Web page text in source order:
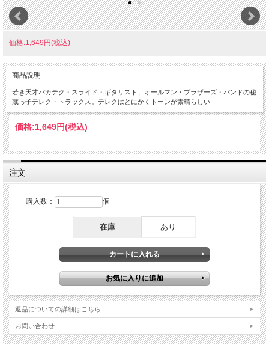
価格:1,649円(税込)
商品説明
若き天才バカテク・スライド・ギタリスト、オールマン・ブラザーズ・バンドの秘
蔵っ子デレク・トラックス。デレクはとにかくトーンが素晴らしい
価格:1,649円(税込)
注文
購入数： 個
在庫 あり
返品についての詳細はこちら
お問い合わせ